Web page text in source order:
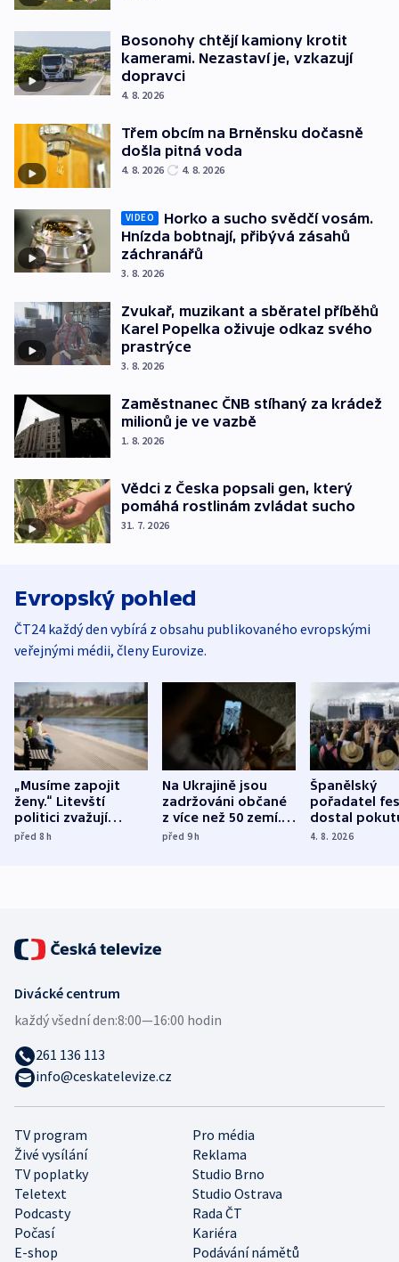
Bosonohy chtějí kamiony krotit
kamerami. Nezastaví je, vzkazují
dopravci
4. 8. 2026
Třem obcím na Brněnsku dočasně
došla pitná voda
4. 8. 2026 4. 8. 2026
VIDEO
Horko a sucho svědčí vosám.
Hnízda bobtnají, přibývá zásahů
záchranářů
3. 8. 2026
Zvukař, muzikant a sběratel příběhů
Karel Popelka oživuje odkaz svého
prastrýce
3. 8. 2026
Zaměstnanec ČNB stíhaný za krádež
milionů je ve vazbě
1. 8. 2026
Vědci z Česka popsali gen, který
pomáhá rostlinám zvládat sucho
31. 7. 2026
Evropský pohled
ČT24 každý den vybírá z obsahu publikovaného evropskými
veřejnými médii, členy Eurovize.
„Musíme zapojit
ženy.“ Litevští
politici zvažují
dohodu o
před 8h
Na Ukrajině jsou
zadržováni občané
z více než 50 zemí.
Bojovali na straně
před 9h
Španělský
pořadatel
dostal
nekalé
4. 8. 2026
TV program
Pro média
Živé vysílání
Reklama
TV poplatky
Studio Brno
Teletext
Studio Ostrava
Podcasty
Rada ČT
Počasí
Kariéra
E-shop
Podávání námětů
Divácké centrum
každý všední den:8:00—16:00 hodin
261 136 113
info@ceskatelevize.cz